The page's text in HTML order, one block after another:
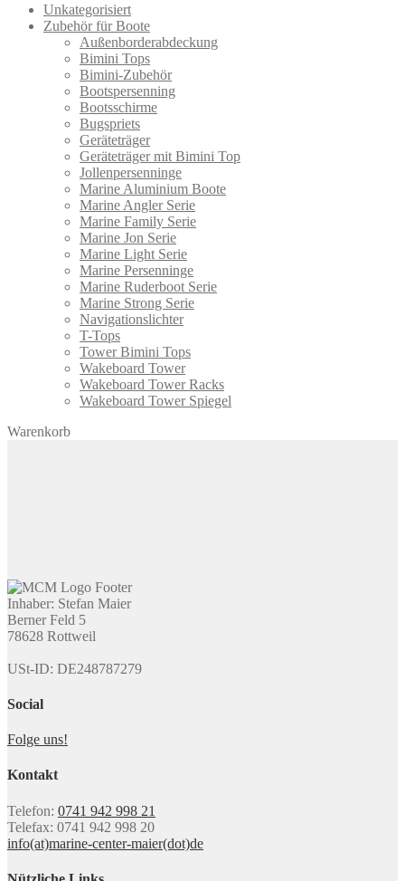
Unkategorisiert
Zubehör für Boote
Außenborderabdeckung
Bimini Tops
Bimini-Zubehör
Bootspersenning
Bootsschirme
Bugspriets
Geräteträger
Geräteträger mit Bimini Top
Jollenpersenninge
Marine Aluminium Boote
Marine Angler Serie
Marine Family Serie
Marine Jon Serie
Marine Light Serie
Marine Persenninge
Marine Ruderboot Serie
Marine Strong Serie
Navigationslichter
T-Tops
Tower Bimini Tops
Wakeboard Tower
Wakeboard Tower Racks
Wakeboard Tower Spiegel
Warenkorb
Inhaber: Stefan Maier
Berner Feld 5
78628 Rottweil
USt-ID: DE248787279
Social
Folge uns!
Kontakt
Telefon: 0741 942 998 21
Telefax: 0741 942 998 20
info(at)marine-center-maier(dot)de